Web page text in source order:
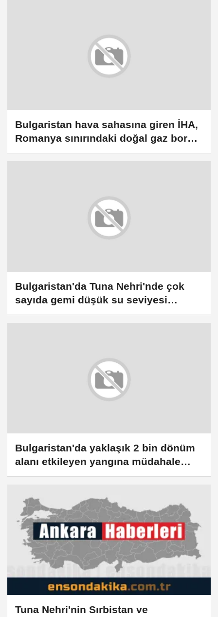
Bulgaristan hava sahasına giren İHA,
Romanya sınırındaki doğal gaz boru
hattı yakınında infilak etti
Bulgaristan'da Tuna Nehri'nde çok
sayıda gemi düşük su seviyesi
nedeniyle bekliyor
Bulgaristan'da yaklaşık 2 bin dönüm
alanı etkileyen yangına müdahale
ediliyor
Tuna Nehri'nin Sırbistan ve